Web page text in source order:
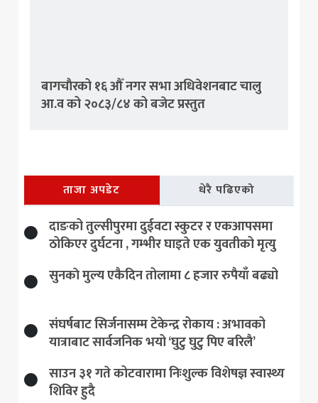
बागचाैरको १६ औँ नगर सभा अधिवेशनबाट चालु
आ.व को २०८३/८४ को बजेट प्रस्तुत
ताजा अपडेट धेरै पढिएको
दाङको तुल्सीपुरमा दुईवटा स्कुटर र एकआपसमा
ठोकिएर दुर्घटना , गम्भीर घाइते एक युवतीको मृत्यु
सुनकाे मुल्य एकैदिन तोलामा ८ हजार रुपैयाँ बढ्यो
संघर्षबाट सिर्जनासम्म टेकेन्द्र रोकाय : अभावको
यात्राबाट सार्वजनिक भयो ‘घुटु घुटु पिए बरिलै’
साउन ३१ गते कोटवारामा निःशुल्क विशेषज्ञ स्वास्थ्य
शिविर हुदै